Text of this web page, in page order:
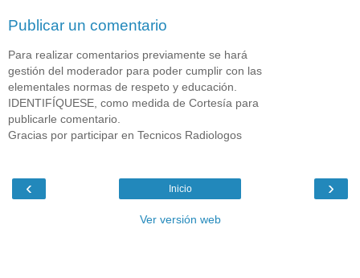
Publicar un comentario
Para realizar comentarios previamente se hará
gestión del moderador para poder cumplir con las
elementales normas de respeto y educación.
IDENTIFÍQUESE, como medida de Cortesía para
publicarle comentario.
Gracias por participar en Tecnicos Radiologos
‹ ›
Inicio
Ver versión web